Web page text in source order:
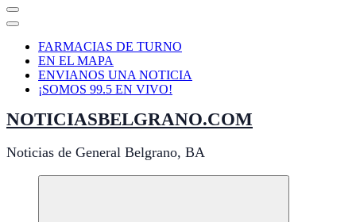
FARMACIAS DE TURNO
EN EL MAPA
ENVIANOS UNA NOTICIA
¡SOMOS 99.5 EN VIVO!
NOTICIASBELGRANO.COM
Noticias de General Belgrano, BA